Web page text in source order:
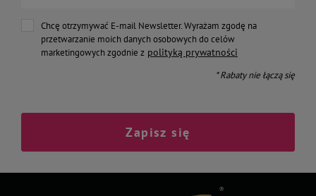
Chcę otrzymywać E-mail Newsletter. Wyrażam zgodę na
przetwarzanie moich danych osobowych do celów
marketingowych zgodnie z polityką prywatności
* Rabaty nie łączą się
Zapisz się